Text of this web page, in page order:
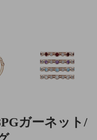
ガーネット/